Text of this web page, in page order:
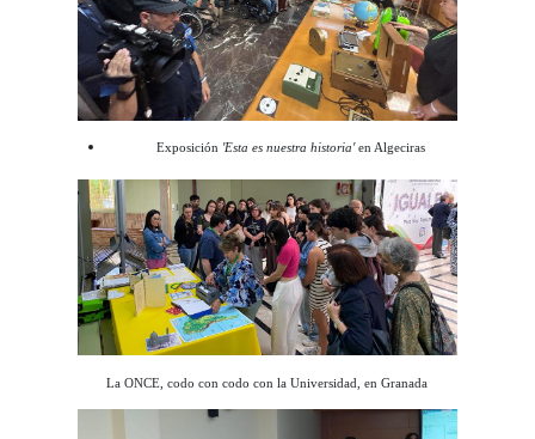
Exposición 'Esta es nuestra historia'en Algeciras
La ONCE, codo con codo con la Universidad, en Granada